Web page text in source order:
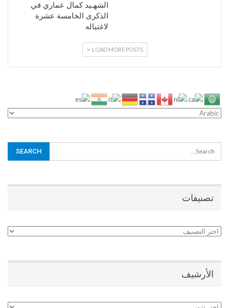
الشهـيد كمال عماري في
الذكرى الخامسة عشرة
لاغتياله
LOAD MORE POSTS
تصنيفات
تصنيفات
الأرشيف